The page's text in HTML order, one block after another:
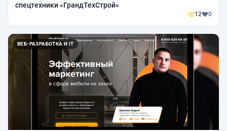
спецтехники «ГрандТехСтрой»
12 0
ВЕБ-РАЗРАБОТКА И IT